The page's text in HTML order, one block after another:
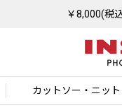
￥8,000(税
カットソー ・ニット